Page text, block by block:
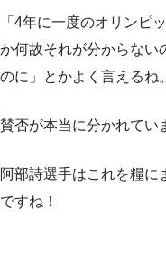
「4年に一度のオリンピ
か何故それが分からない
のに」とかよく言えるね
賛否が本当に分かれてい
阿部詩選手はこれを糧に
ですね！